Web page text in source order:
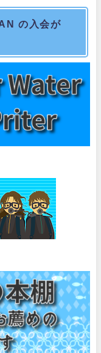
の入会が